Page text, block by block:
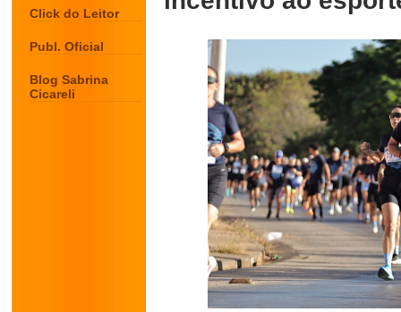
Click do Leitor
Publ. Oficial
Blog Sabrina
Cicareli